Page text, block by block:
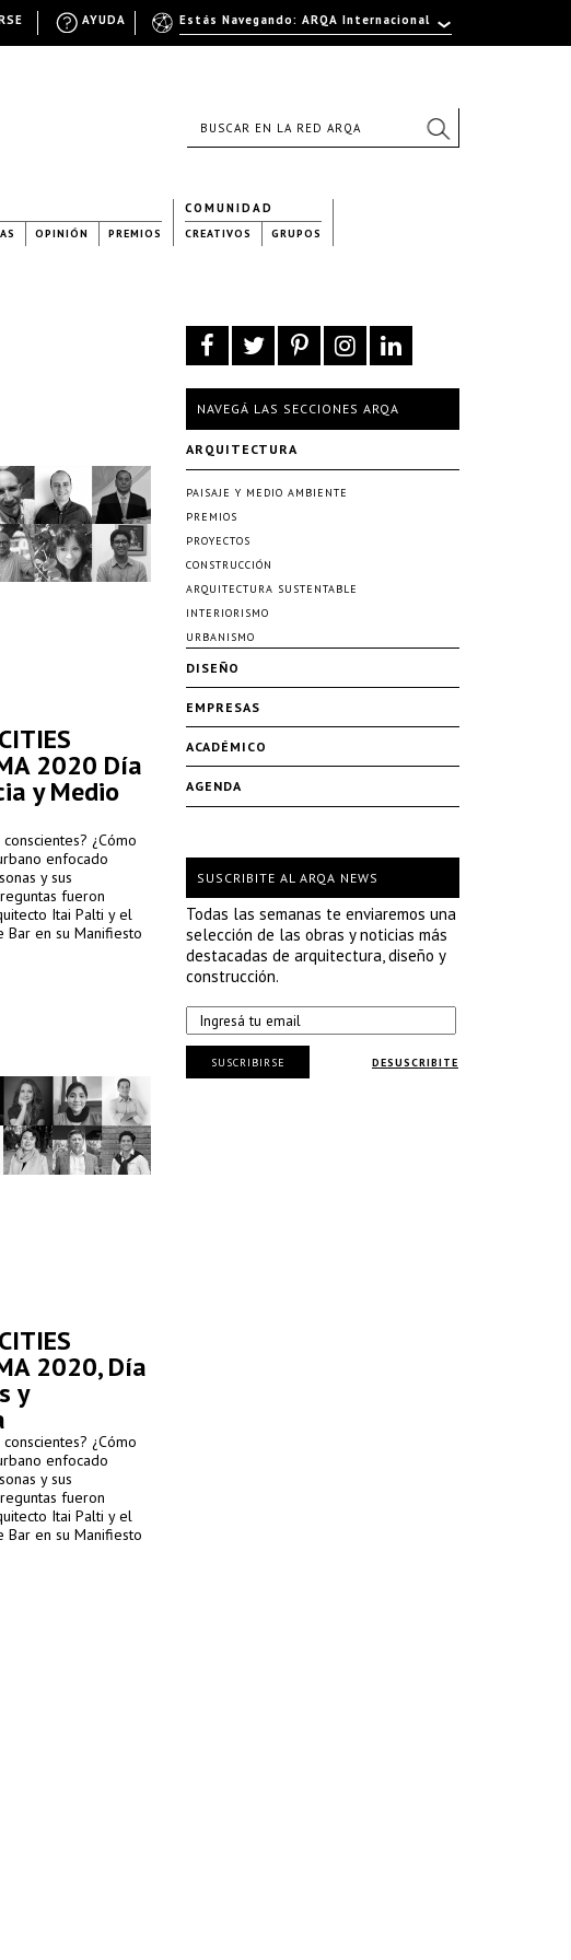
OPINIÓN PREMIOS
COMUNIDAD
CREATIVOS GRUPOS
2020 Día
y Medio
¿Cómo
enfocado
y sus
fueron
Itai Palti y el
Bar en su Manifiesto
2020, Día
y
¿Cómo
enfocado
y sus
fueron
Itai Palti y el
Bar en su Manifiesto
NAVEGÁ LAS SECCIONES ARQA
ARQUITECTURA
PAISAJE Y MEDIO AMBIENTE
PREMIOS
PROYECTOS
CONSTRUCCIÓN
ARQUITECTURA SUSTENTABLE
INTERIORISMO
URBANISMO
DISEÑO
EMPRESAS
ACADÉMICO
AGENDA
SUSCRIBITE AL ARQA NEWS
Todas las semanas te enviaremos una
selección de las obras y noticias más
destacadas de arquitectura, diseño y
construcción.
DESUSCRIBITE
SUSCRIBIRSE
Estás Navegando: ARQA Internacional
AYUDA